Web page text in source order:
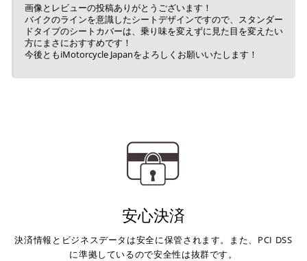
画像とレビューの投稿ありがとうございます！
バイクのラインを意識したシートデザインですので、スタンダー
ドタイプのシートカバーは、乗り味を変えずに見た目を変えたい
方にまさにおすすめです！
今後ともiMotorcycle Japanをよろしくお願いいたします！
安心決済
決済情報とビジネスデータは安全に保管されます。また、PCI DSS
に準拠しているので安全性は抜群です。